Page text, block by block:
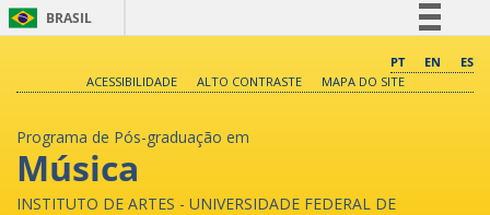
BRASIL
Comunica BR
PT EN
ES
ACESSIBILIDADE
ALTO CONTRASTE MAPA DO SITE
Programa de Pós-graduação em
Música
INSTITUTO DE ARTES - UNIVERSIDADE FEDERAL DE